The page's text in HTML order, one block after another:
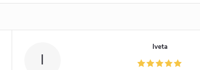
I
Iveta